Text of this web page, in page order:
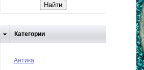
Категории
Антика